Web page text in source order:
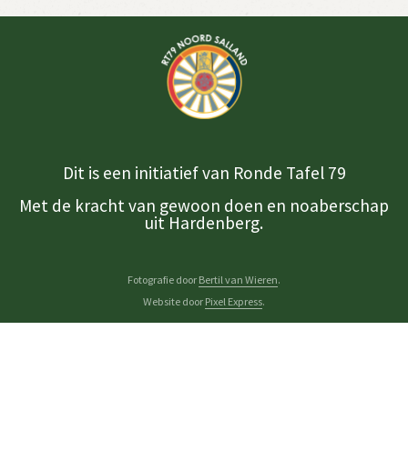
Dit is een initiatief van Ronde Tafel 79
Met de kracht van gewoon doen en noaberschap
uit Hardenberg.
Fotografie door Bertil van Wieren.
Website door Pixel Express.